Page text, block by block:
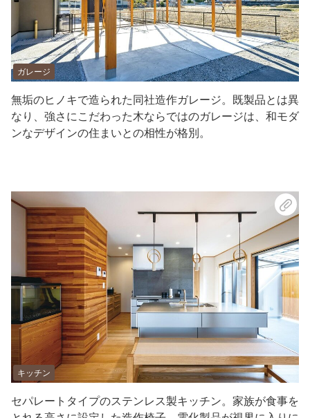
ガレージ
無垢のヒノキで造られた同社造作ガレージ。既製品とは異
なり、強さにこだわった木ならではのガレージは、和モダ
ンなデザインの住まいとの相性が格別。
キッチン
セパレートタイプのステンレス製キッチン。家族が食事を